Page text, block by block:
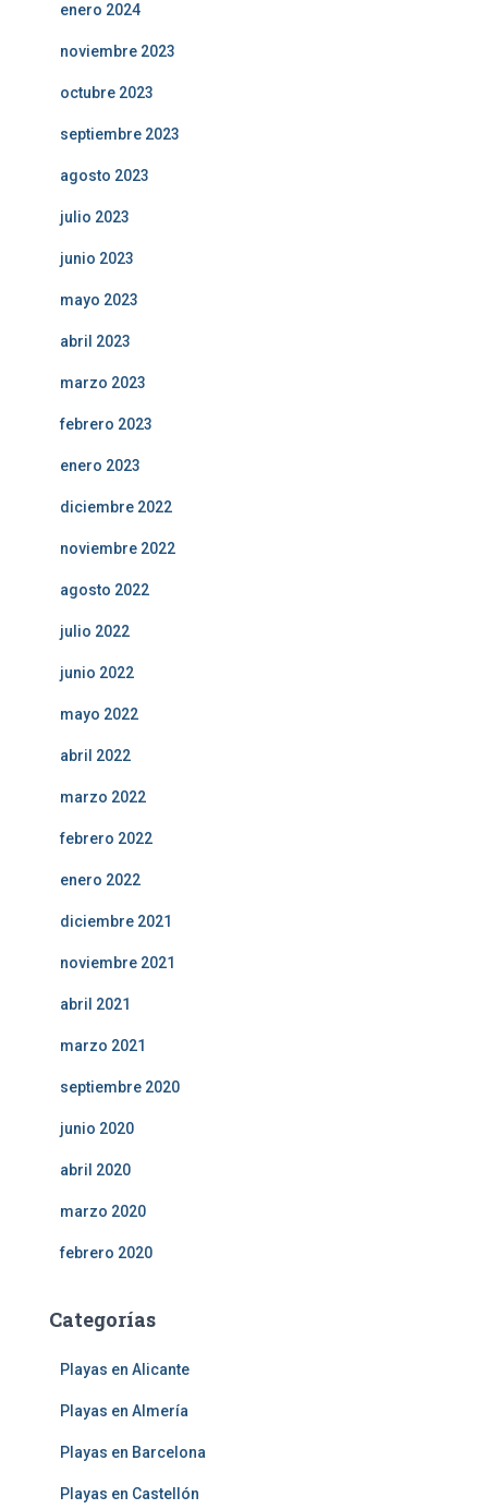
enero 2024
noviembre 2023
octubre 2023
septiembre 2023
agosto 2023
julio 2023
junio 2023
mayo 2023
abril 2023
marzo 2023
febrero 2023
enero 2023
diciembre 2022
noviembre 2022
agosto 2022
julio 2022
junio 2022
mayo 2022
abril 2022
marzo 2022
febrero 2022
enero 2022
diciembre 2021
noviembre 2021
abril 2021
marzo 2021
septiembre 2020
junio 2020
abril 2020
marzo 2020
febrero 2020
Categorías
Playas en Alicante
Playas en Almería
Playas en Barcelona
Playas en Castellón